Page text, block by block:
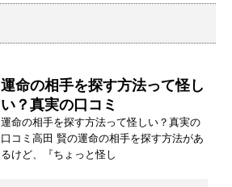
運命の相手を探す方法って怪し
い？真実の口コミ
運命の相手を探す方法って怪しい？真実の
口コミ高田 賢の運命の相手を探す方法があ
るけど、『ちょっと怪し